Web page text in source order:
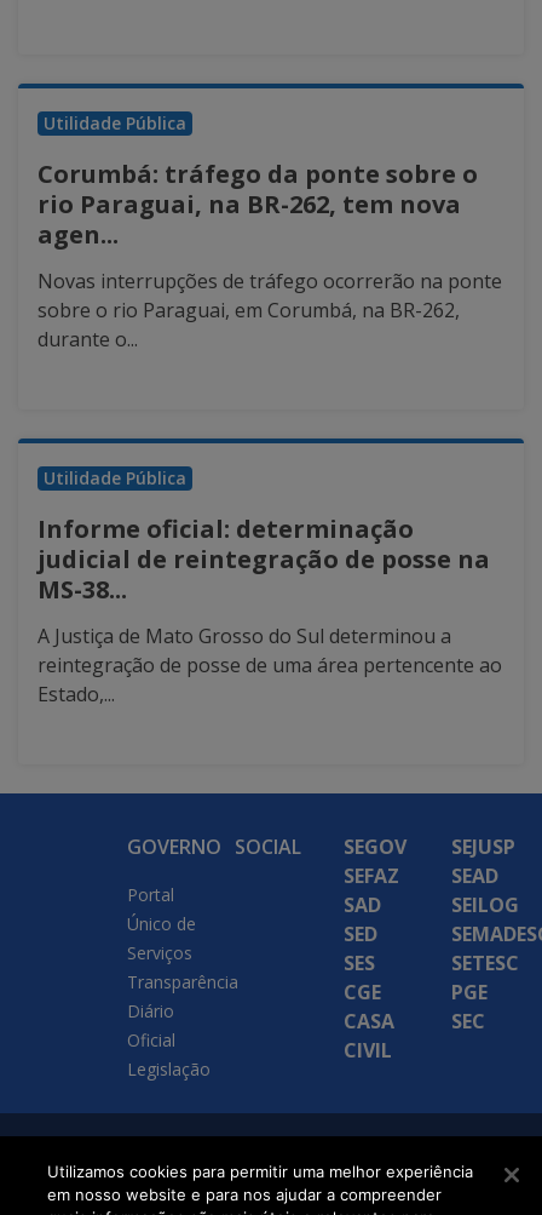
Utilidade Pública
Corumbá: tráfego da ponte sobre o
rio Paraguai, na BR-262, tem nova
agen...
Novas interrupções de tráfego ocorrerão na ponte
sobre o rio Paraguai, em Corumbá, na BR-262,
durante o...
Utilidade Pública
Informe oficial: determinação
judicial de reintegração de posse na
MS-38...
A Justiça de Mato Grosso do Sul determinou a
reintegração de posse de uma área pertencente ao
Estado,...
GOVERNO
Portal
Único de
Serviços
Transparência
Diário
Oficial
Legislação
SOCIAL
SEGOV
SEFAZ
SAD
SED
SES
CGE
CASA
CIVIL
SEJUSP
SEAD
SEILOG
SETESC
PGE
SEC
SETDIG | Secretaria-
Executiva de
Utilizamos cookies para permitir uma melhor experiência
em nosso website e para nos ajudar a compreender